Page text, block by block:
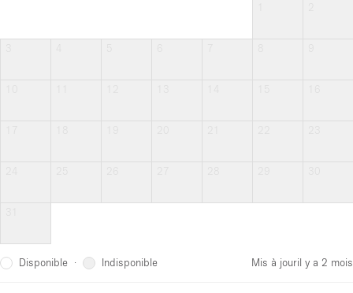
Disponible · Indisponible Mis à jouril y a 2 mois